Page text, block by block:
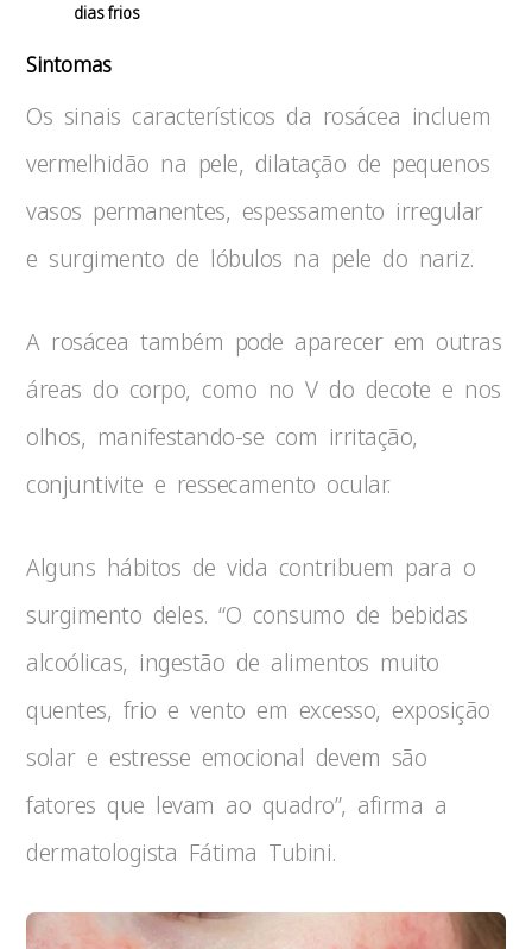
dias frios
Sintomas
Os sinais característicos da rosácea incluem
vermelhidão na pele, dilatação de pequenos
vasos permanentes, espessamento irregular
e surgimento de lóbulos na pele do nariz.
A rosácea também pode aparecer em outras
áreas do corpo, como no V do decote e nos
olhos, manifestando-se com irritação,
conjuntivite e ressecamento ocular.
Alguns hábitos de vida contribuem para o
surgimento deles. “O consumo de bebidas
alcoólicas, ingestão de alimentos muito
quentes, frio e vento em excesso, exposição
solar e estresse emocional devem são
fatores que levam ao quadro”, afirma a
dermatologista Fátima Tubini.